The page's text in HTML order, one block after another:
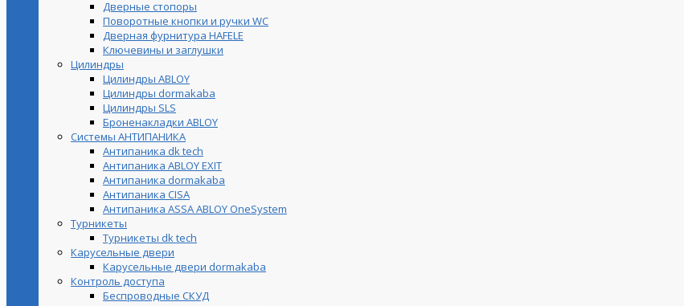
Дверные стопоры
Поворотные кнопки и ручки WC
Дверная фурнитура HAFELE
Ключевины и заглушки
Цилиндры
Цилиндры ABLOY
Цилиндры dormakaba
Цилиндры SLS
Броненакладки ABLOY
Системы АНТИПАНИКА
Антипаника dk tech
Антипаника ABLOY EXIT
Антипаника dormakaba
Антипаника СISA
Антипаника ASSA ABLOY OneSystem
Турникеты
Турникеты dk tech
Карусельные двери
Карусельные двери dormakaba
Контроль доступа
Беспроводные СКУД